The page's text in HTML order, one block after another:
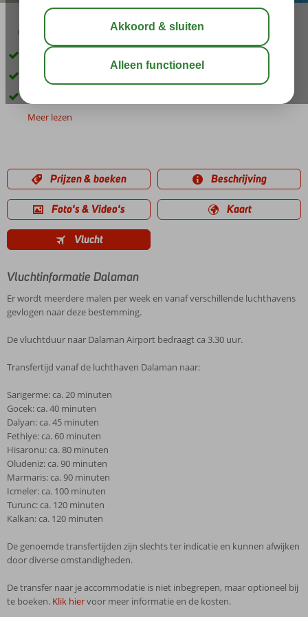
03:30 aug 33°C
Aan het strand en in het centrum van Calis
Kleinschalig hotel
Meer lezen
Prijzen & boeken Beschrijving
Foto's & Video's Kaart
Vlucht
Vluchtinformatie Dalaman
Er wordt meerdere malen per week en vanaf verschillende luchthavens
gevlogen naar deze bestemming.
De vluchtduur naar Dalaman Airport bedraagt ca 3.30 uur.
Transfertijd vanaf de luchthaven Dalaman naar:
Sarigerme: ca. 20 minuten
Gocek: ca. 40 minuten
Dalyan: ca. 45 minuten
Fethiye: ca. 60 minuten
Hisaronu: ca. 80 minuten
Oludeniz: ca. 90 minuten
Marmaris: ca. 90 minuten
Icmeler: ca. 100 minuten
Turunc: ca. 120 minuten
Kalkan: ca. 120 minuten
De genoemde transfertijden zijn slechts ter indicatie en kunnen afwijken
door diverse omstandigheden.
De transfer naar je accommodatie is niet inbegrepen, maar optioneel bij
te boeken. Klik hiervoor meer informatie en de kosten.